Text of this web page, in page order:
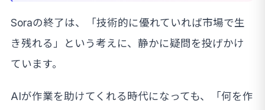
Soraの終了は、「技術的に優れていれば市場で生
き残れる」という考えに、静かに疑問を投げかけ
ています。
AIが作業を助けてくれる時代になっても、「何を作